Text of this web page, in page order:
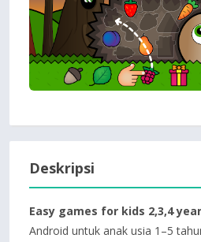
Deskripsi
Easy games for kids 2,3,4 year
Android untuk anak usia 1–5